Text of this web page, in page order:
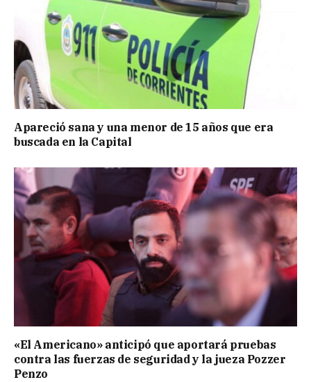
Apareció sana y una menor de 15 años que era
buscada en la Capital
«El Americano» anticipó que aportará pruebas
contra las fuerzas de seguridad y la jueza Pozzer
Penzo